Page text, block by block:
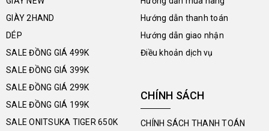
GIÀY 2HAND
DÉP
SALE ĐỒNG GIÁ 499K
SALE ĐỒNG GIÁ 399K
SALE ĐỒNG GIÁ 299K
SALE ĐỒNG GIÁ 199K
SALE ONITSUKA TIGER 650K
Hướng dẫn thanh toán
Hướng dẫn giao nhận
Điều khoản dịch vụ
CHÍNH SÁCH
CHÍNH SÁCH THANH TOÁN